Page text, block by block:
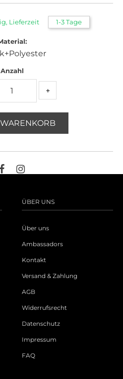
Lieferzeit 1-3 Tage
Anzahl
+
ÜBER UNS
Über uns
Ambassadors
Kontakt
Versand & Zahlung
AGB
Widerrufsrecht
Datenschutz
Impressum
FAQ